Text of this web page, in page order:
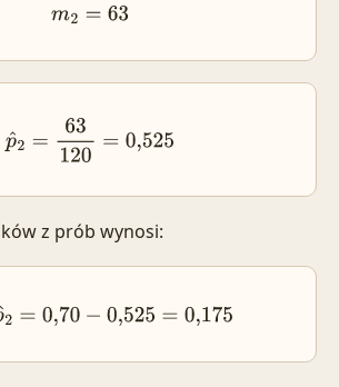
m 2=63
63120 0,525
z prób wynosi:
− p^ 2=0,70− 0,525= 0,175